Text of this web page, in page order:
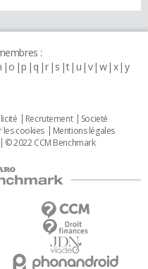
:
o p q r s t u v w x y
Recrutement
Societé
les cookies
Mentions légales
© 2022 CCM Benchmark